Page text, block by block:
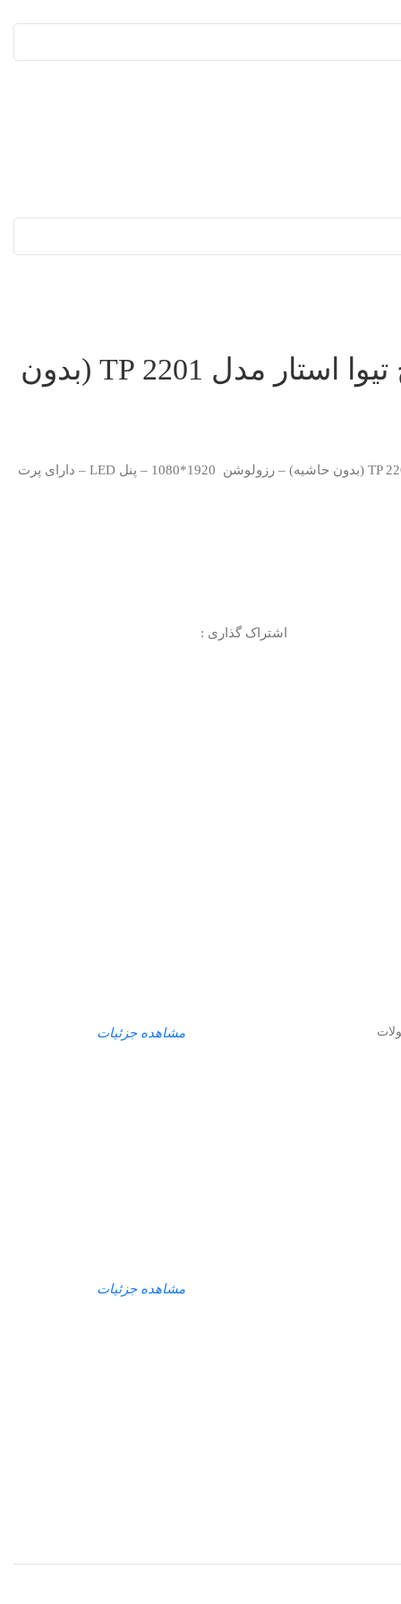
مانیتور 21.5 اینچ تیوا استار مدل TP 2201 (بدون
مانیتور 21.5 اینچ تیوا استار مدل TP 2201 (بدون حاشیه) – رزولوشن 1920*1080 – پنل LED – دارای پرت
اشتراک گذاری :
مشاهده جزئیات
مشاهده جزئیات